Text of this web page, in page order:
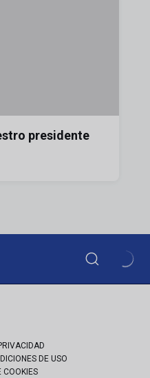
presidente
DE USO
COOKIES